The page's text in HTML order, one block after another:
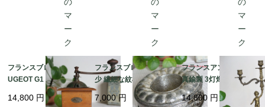
フランスブロカント PE
UGEOT G1 プジョー コ
ーヒーミル ライオンロ
ゴ 蚤の市｜フランス発
14,800 円
フランスブロカント 稀
少 繊細な紋様 エンボス
加工のクグロフ型 スプ
リングフォーム ケーキ
7,000円
フランスアンティーク
真鍮製 3灯燭台 天使の
プット カンドラブラ 置
き物｜フランス発送
14,800 円